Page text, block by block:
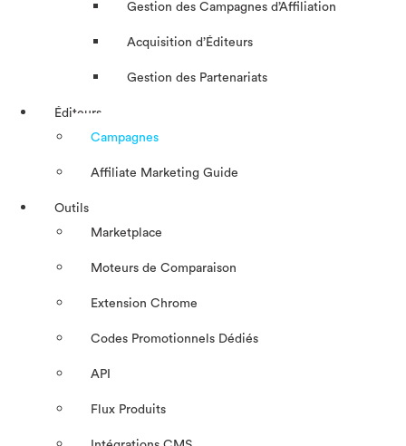
Gestion des Campagnes d’Affiliation​
Acquisition d’Éditeurs
Gestion des Partenariats
Éditeurs
Campagnes
Affiliate Marketing Guide
Outils
Marketplace
Moteurs de Comparaison
Extension Chrome
Codes Promotionnels Dédiés
API
Flux Produits